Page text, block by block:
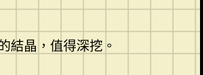
結晶，值得深挖。